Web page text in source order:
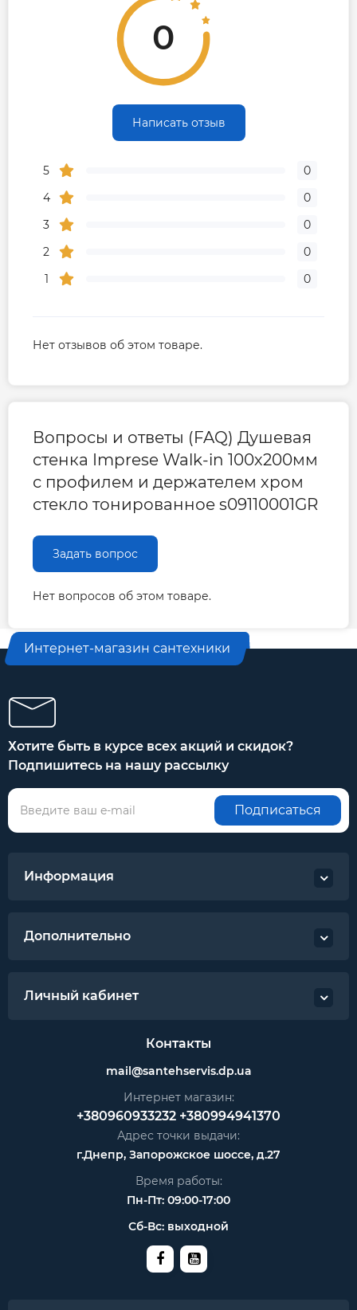
0
Написать отзыв
5
0
4
0
3
0
2
0
1
0
Нет отзывов об этом товаре.
Вопросы и ответы (FAQ) Душевая
стенка Imprese Walk-in 100х200мм
с профилем и держателем хром
стекло тонированное s09110001GR
Задать вопрос
Нет вопросов об этом товаре.
Интернет-магазин сантехники
Хотите быть в курсе всех акций и скидок?
Подпишитесь на нашу рассылку
Подписаться
Информация
Дополнительно
Личный кабинет
Контакты
mail@santehservis.dp.ua
Интернет магазин:
+380960933232 +380994941370
Адрес точки выдачи:
г.Днепр, Запорожское шоссе, д.27
Время работы:
Пн-Пт: 09:00-17:00
Сб-Вс: выходной